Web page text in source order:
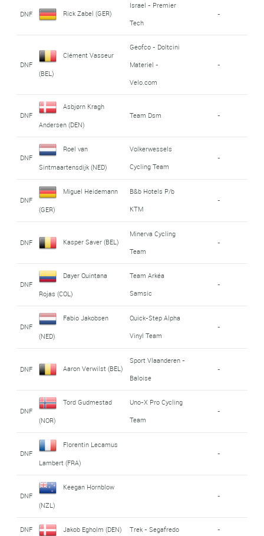
DNF Rick Zabel (GER)
Israel - Premier
Tech
-
DNF
Clément Vasseur
(BEL)
Geofco - Doltcini
Materiel -
Velo.com
-
DNF
Asbjørn Kragh
Andersen (DEN)
Team Dsm -
DNF
Roel van
Sintmaartensdijk (NED)
Volkerwessels
Cycling Team
-
DNF
Miguel Heidemann
(GER)
B&b Hotels P/b
KTM
-
DNF Kasper Saver (BEL)
Minerva Cycling
Team
-
DNF
Dayer Quintana
Rojas (COL)
Team Arkéa
Samsic
-
DNF
Fabio Jakobsen
(NED)
Quick-Step Alpha
Vinyl Team
-
DNF Aaron Verwilst (BEL)
Sport Vlaanderen -
Baloise
-
DNF
Tord Gudmestad
(NOR)
Uno-X Pro Cycling
Team
-
DNF
Florentin Lecamus
Lambert (FRA)
-
DNF
Keegan Hornblow
(NZL)
-
DNF Jakob Egholm (DEN) Trek - Segafredo -